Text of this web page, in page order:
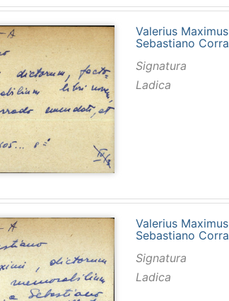
Valerius
Sebastiano
Signatura
Ladica
Valerius
Sebastiano
Signatura
Ladica